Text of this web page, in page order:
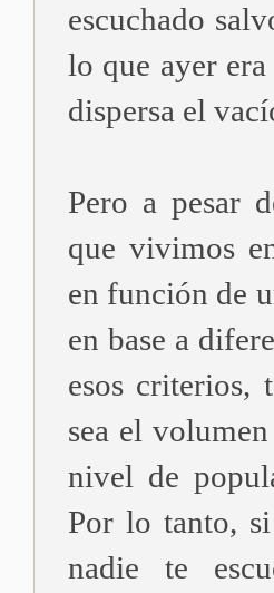
escuchado
lo que ayer
dispersa el
Pero a pesar
que vivimos
en función de
en base a
esos criterios,
sea el
nivel de
Por lo tanto,
nadie te